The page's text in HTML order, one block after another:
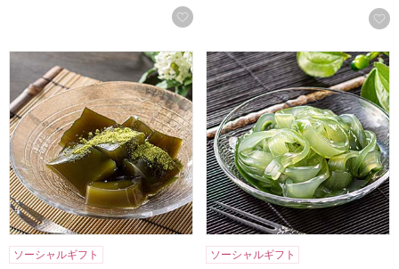
お気に入りに登録する
京都宇治 茶游堂 茶彩菓「わらびもちセット」和み【年間ギ
ソーシャルギフト
京都宇治 茶游堂 京くずきり
ソーシャルギフト